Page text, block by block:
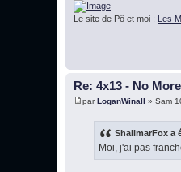
Le site de Pô et moi : Les
Re: 4x13 - No
par LoganWinall » Sam
ShalimarFox a
Moi, j'ai pas